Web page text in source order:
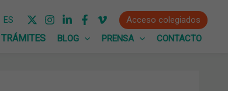
ES
Acceso colegiados
BLOG PRENSA CONTACTO